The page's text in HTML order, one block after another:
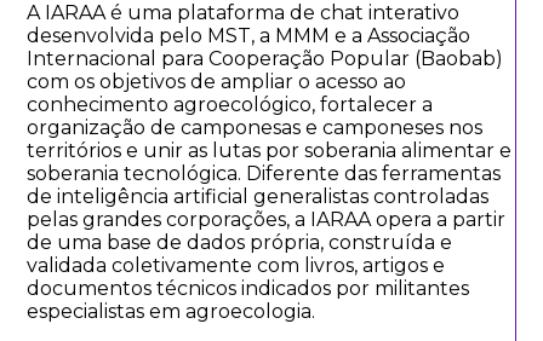
A IARAA é uma plataforma de chat interativo
desenvolvida pelo MST, a MMM e a Associação
Internacional para Cooperação Popular (Baobab)
com os objetivos de ampliar o acesso ao
conhecimento agroecológico, fortalecer a
organização de camponesas e camponeses nos
territórios e unir as lutas por soberania alimentar e
soberania tecnológica. Diferente das ferramentas
de inteligência artificial generalistas controladas
pelas grandes corporações, a IARAA opera a partir
de uma base de dados própria, construída e
validada coletivamente com livros, artigos e
documentos técnicos indicados por militantes
especialistas em agroecologia.